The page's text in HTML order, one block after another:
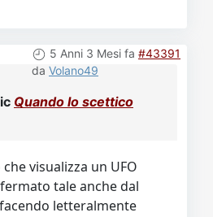
5 Anni 3 Mesi fa #43391
da Volano49
Quando lo scettico
visualizza un UFO
tale anche dal
letteralmente